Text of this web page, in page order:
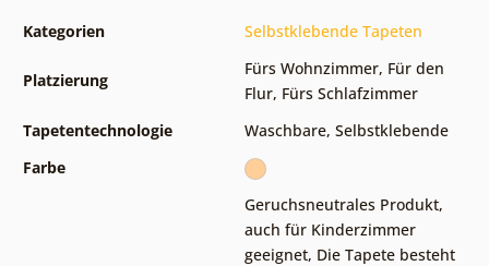
Kategorien Selbstklebende Tapeten
Platzierung
Fürs Wohnzimmer, Für den
Flur, Fürs Schlafzimmer
Tapetentechnologie
Waschbare, Selbstklebende
Farbe
Geruchsneutrales Produkt,
auch für Kinderzimmer
geeignet, Die Tapete besteht